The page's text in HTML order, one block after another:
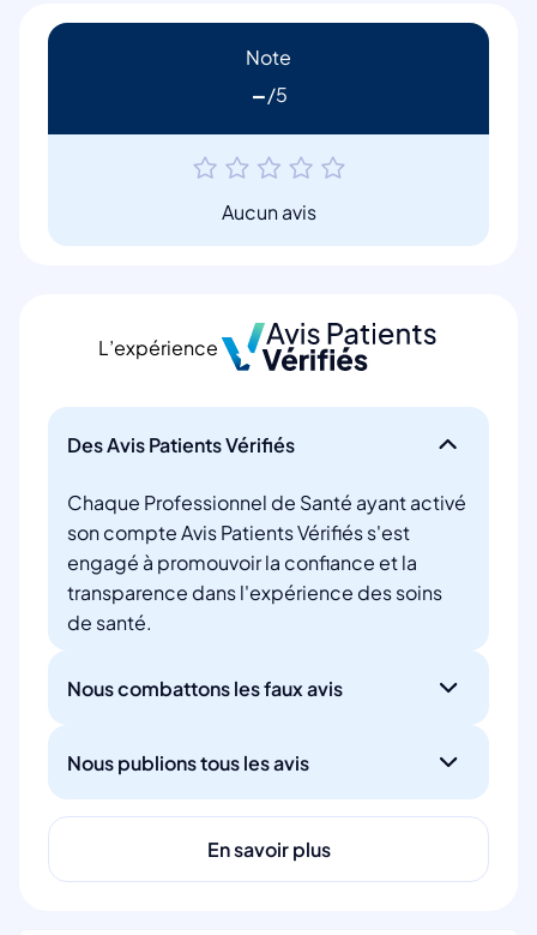
Note
-
Aucun avis
L’expérience
Des Avis Patients Vérifiés
Chaque Professionnel de Santé ayant activé
son compte Avis Patients Vérifiés s'est
engagé à promouvoir la confiance et la
transparence dans l'expérience des soins
de santé.
Nous combattons les faux avis
Nous publions tous les avis
En savoir plus